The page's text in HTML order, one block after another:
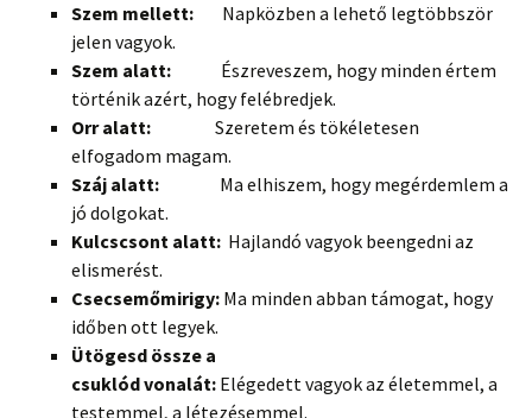
Szem mellett: Napközben a lehető legtöbbször
jelen vagyok.
Szem alatt: Észreveszem, hogy minden értem
történik azért, hogy felébredjek.
Orr alatt: Szeretem és tökéletesen
elfogadom magam.
Száj alatt: Ma elhiszem, hogy megérdemlem a
jó dolgokat.
Kulcscsont alatt: Hajlandó vagyok beengedni az
elismerést.
Csecsemőmirigy: Ma minden abban támogat, hogy
időben ott legyek.
Ütögesd össze a
csuklód vonalát: Elégedett vagyok az életemmel, a
testemmel, a létezésemmel.